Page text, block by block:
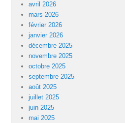
avril 2026
mars 2026
février 2026
janvier 2026
décembre 2025
novembre 2025
octobre 2025
septembre 2025
août 2025
juillet 2025
juin 2025
mai 2025